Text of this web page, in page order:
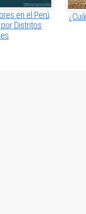
en el Perú
Distritos